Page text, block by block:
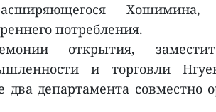
потребления.
открытия,
и торговли
департамента совместно